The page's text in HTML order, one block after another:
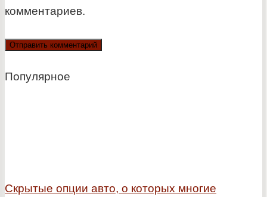
комментариев.
Популярное
Скрытые опции авто, о которых многие